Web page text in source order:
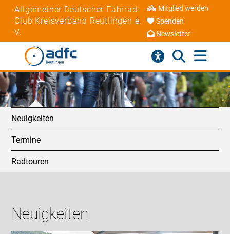
Allgemeiner Deutscher Fahrrad-
Club Kreisverband Reutlingen e.
V.
Mitglied werden
Spenden
Newsletter
Neuigkeiten
Termine
Radtouren
Neuigkeiten